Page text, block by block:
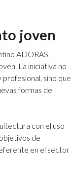
joven
ADORAS
La iniciativa no
sino que
formas de
con el uso
de
en el sector